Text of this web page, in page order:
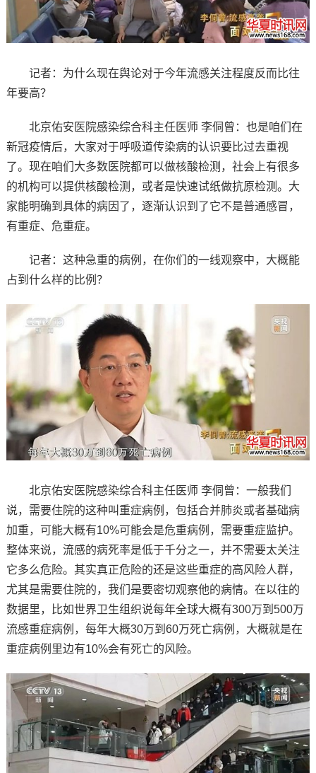
记者：为什么现在舆论对于今年流感关注程度反而比往
年要高？
北京佑安医院感染综合科主任医师 李侗曾：也是咱们在
新冠疫情后，大家对于呼吸道传染病的认识要比过去重视
了。现在咱们大多数医院都可以做核酸检测，社会上有很多
的机构可以提供核酸检测，或者是快速试纸做抗原检测。大
家能明确到具体的病因了，逐渐认识到了它不是普通感冒，
有重症、危重症。
记者：这种急重的病例，在你们的一线观察中，大概能
占到什么样的比例？
北京佑安医院感染综合科主任医师 李侗曾：一般我们
说，需要住院的这种叫重症病例，包括合并肺炎或者基础病
加重，可能大概有10%可能会是危重病例，需要重症监护。
整体来说，流感的病死率是低于千分之一，并不需要太关注
它多么危险。其实真正危险的还是这些重症的高风险人群，
尤其是需要住院的，我们是要密切观察他的病情。在以往的
数据里，比如世界卫生组织说每年全球大概有300万到500万
流感重症病例，每年大概30万到60万死亡病例，大概就是在
重症病例里边有10%会有死亡的风险。